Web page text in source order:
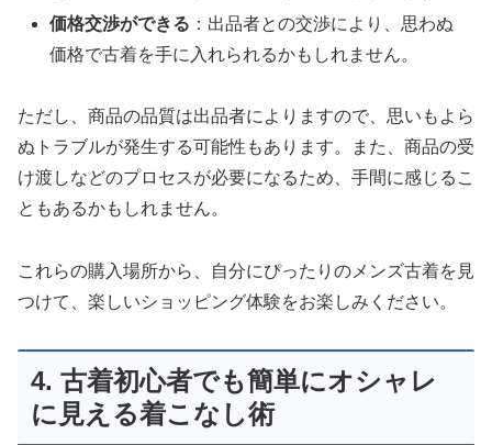
価格交渉ができる ：出品者との交渉により、思わぬ
価格で古着を手に入れられるかもしれません。
ただし、商品の品質は出品者によりますので、思いもよら
ぬトラブルが発生する可能性もあります。また、商品の受
け渡しなどのプロセスが必要になるため、手間に感じるこ
ともあるかもしれません。
これらの購入場所から、自分にぴったりのメンズ古着を見
つけて、楽しいショッピング体験をお楽しみください。
4. 古着初心者でも簡単にオシャレ
に見える着こなし術